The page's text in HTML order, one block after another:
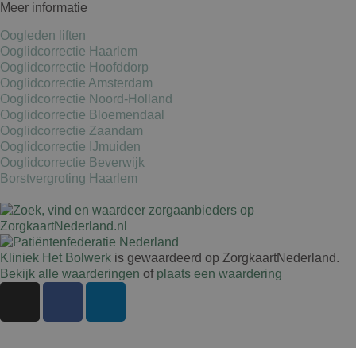
Meer informatie
Oogleden liften
Ooglidcorrectie Haarlem
Ooglidcorrectie Hoofddorp
Ooglidcorrectie Amsterdam
Ooglidcorrectie Noord-Holland
Ooglidcorrectie Bloemendaal
Ooglidcorrectie Zaandam
Ooglidcorrectie IJmuiden
Ooglidcorrectie Beverwijk
Borstvergroting Haarlem
Kliniek Het Bolwerk is gewaardeerd op ZorgkaartNederland.
Bekijk alle waarderingen of plaats een waardering